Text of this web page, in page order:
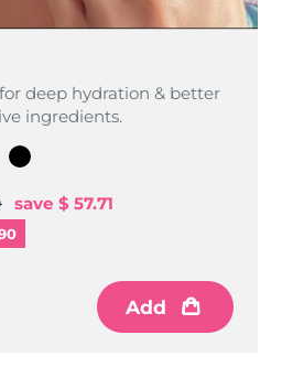
deep hydration & better
ingredients.
save $ 57.71
Add
deep hydration & better
ingredients.
save $ 57.71
Add
deep hydration & better
ingredients.
save $ 57.71
Add
deep hydration & better
ingredients.
save $ 57.71
Add
预计送达日期10/08/2026
预计送达日期
预计送达日期 10/08/2026